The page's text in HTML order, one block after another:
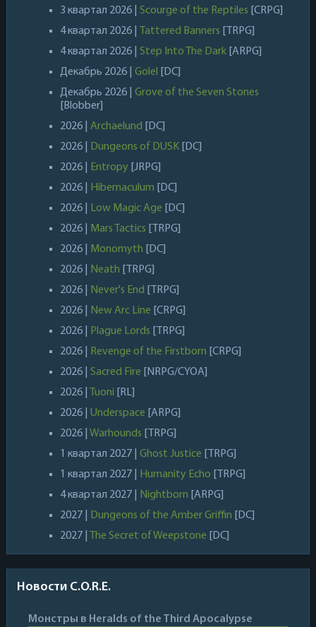
3 квартал 2026 | Scourge of the Reptiles [CRPG]
4 квартал 2026 |
Tattered Banners
[TRPG]
4 квартал 2026 | Step Into The Dark [ARPG]
Декабрь 2026 | Golel
[DC]
Декабрь 2026 | Grove of the Seven Stones
[Blobber]
2026 | Archaelund
[DC]
2026 |
Dungeons of DUSK
[DC]
2026 |
Entropy [JRPG]
2026 |
Hibernaculum
[DC]
2026 |
Low Magic Age
[DC]
2026 |
Mars Tactics
[TRPG]
2026 |
Monomyth
[DC]
2026 |
Neath
[TRPG]
2026 |
Never's End
[TRPG]
2026 |
New Arc Line [CRPG]
2026 |
Plague Lords
[TRPG]
2026 |
Revenge of the Firstborn [CRPG]
2026 | Sacred Fire
[NRPG/CYOA]
2026 |
Tuoni
[RL]
2026 | Underspace [ARPG]
2026 | Warhounds
[TRPG]
1 квартал 2027 | Ghost Justice
[TRPG]
1 квартал 2027 |
Humanity Echo
[TRPG]
4 квартал 2027 |
Nightborn [ARPG]
2027 |
Dungeons of the Amber Griffin
[DC]
2027 |
The Secret of Weepstone [DC]
Новости C.O.R.E.
Монстры в Heralds of the Third Apocalypse